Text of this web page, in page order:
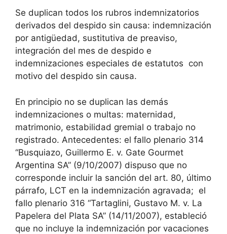
Se duplican todos los rubros indemnizatorios
derivados del despido sin causa: indemnización
por antigüedad, sustitutiva de preaviso,
integración del mes de despido e
indemnizaciones especiales de estatutos con
motivo del despido sin causa.
En principio no se duplican las demás
indemnizaciones o multas: maternidad,
matrimonio, estabilidad gremial o trabajo no
registrado. Antecedentes: el fallo plenario 314
“Busquiazo, Guillermo E. v. Gate Gourmet
Argentina SA” (9/10/2007) dispuso que no
corresponde incluir la sanción del art. 80, último
párrafo, LCT en la indemnización agravada; el
fallo plenario 316 “Tartaglini, Gustavo M. v. La
Papelera del Plata SA” (14/11/2007), estableció
que no incluye la indemnización por vacaciones